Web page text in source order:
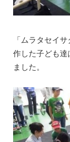
「ムラタセイ
作した子ども
ました。